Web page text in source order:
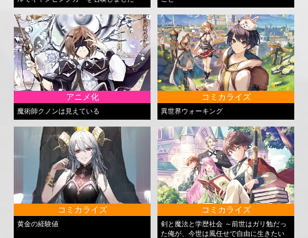
アニメ化
魔術師クノンは見えている
コミカライズ
異世界ウォーキング
コミカライズ
黄金の経験値
コミカライズ
剣と魔法と学歴社会 ～前世はガリ勉だっ
た俺が、今世は風任せで自由に生きたい